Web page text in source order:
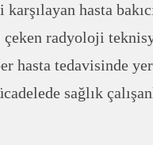
hasta
radyoloji
hasta tedavisinde
sağlık